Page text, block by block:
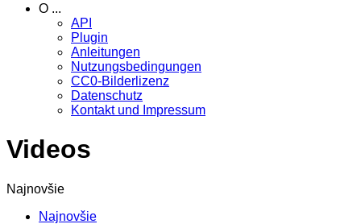
O ...
API
Plugin
Anleitungen
Nutzungsbedingungen
CC0-Bilderlizenz
Datenschutz
Kontakt und Impressum
Videos
Najnovšie
Najnovšie